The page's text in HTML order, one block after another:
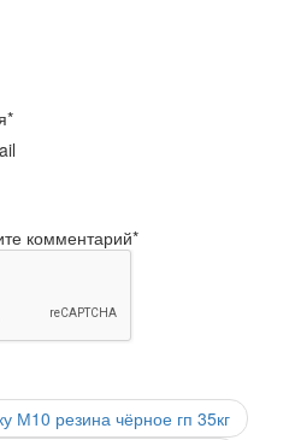
комментарий*
М10 резина чёрное гп 35кг